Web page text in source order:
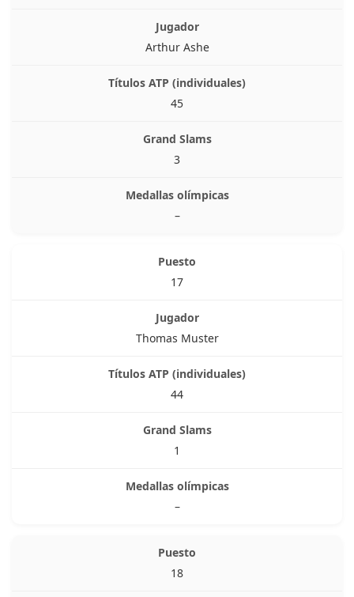
Arthur Ashe
45
3
–
17
Thomas Muster
44
1
–
18